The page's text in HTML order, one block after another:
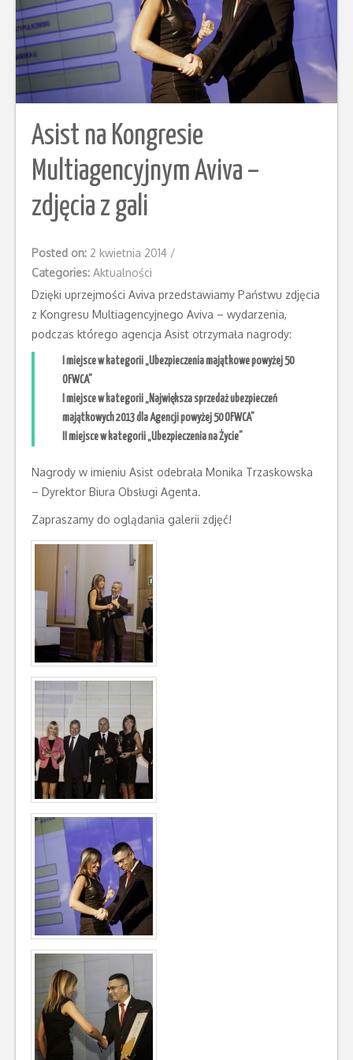
Asist na Kongresie
Multiagencyjnym Aviva –
zdjęcia z gali
Posted on: 2 kwietnia 2014 /
Categories: Aktualności
Dzięki uprzejmości Aviva przedstawiamy Państwu zdjęcia
z Kongresu Multiagencyjnego Aviva – wydarzenia,
podczas którego agencja Asist otrzymała nagrody:
I miejsce w kategorii „Ubezpieczenia majątkowe powyżej 50
OFWCA”
I miejsce w kategorii „Największa sprzedaż ubezpieczeń
majątkowych 2013 dla Agencji powyżej 50 OFWCA”
II miejsce w kategorii „Ubezpieczenia na Życie”
Nagrody w imieniu Asist odebrała Monika Trzaskowska
– Dyrektor Biura Obsługi Agenta.
Zapraszamy do oglądania galerii zdjęć!